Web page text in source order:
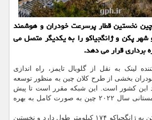
چین نخستین قطار پرسرعت خودران و هوشمند
پكن و ژانگجیاكو را به یكدیگر متصل می
برداری قرار می دهد.
لینک به نقل از گلوبال تایمز، راه اندازی
بخشی از طرح کلان چین به منظور توسعه
این کشور است. این شبکه مقرر است تا پیش
از آغاز بازی های زمستانی سال ۲۰۲۲ چین به صورت کامل به بهره
خط آهن هوشمند پکن به ژانگجیاکو ۱۷۴ کیلومتر طول دارد و نخستین